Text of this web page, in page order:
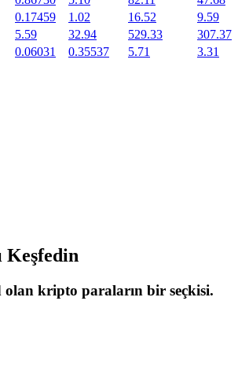
0.17459 1.02 16.52
9.59
5.59 32.94 529.33
307.37
0.06031 0.35537 5.71
3.31
Keşfedin
olan kripto paraların bir seçkisi.